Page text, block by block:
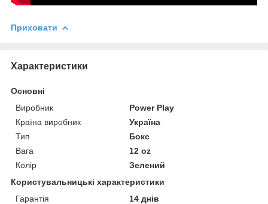
Приховати
Характеристики
Основні
Виробник
Power Play
Країна виробник
Україна
Тип
Бокс
Вага
12 oz
Колір
Зелений
Користувальницькі характеристики
Гарантія
14 днів